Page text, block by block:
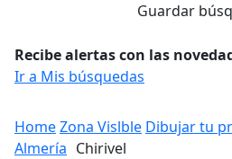
Guardar
Recibe alertas con las
Ir a Mis búsquedas
HomeZona Vislble Dibujar tu
Almería Chirivel